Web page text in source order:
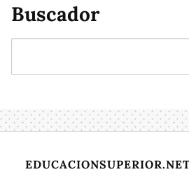
Buscador